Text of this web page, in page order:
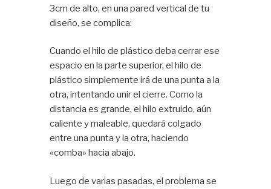
3cm de alto, en una pared vertical de tu
diseño, se complica:
Cuando el hilo de plástico deba cerrar ese
espacio en la parte superior, el hilo de
plástico simplemente irá de una punta a la
otra, intentando unir el cierre. Como la
distancia es grande, el hilo extruido, aún
caliente y maleable, quedará colgado
entre una punta y la otra, haciendo
«comba» hacia abajo.
Luego de varias pasadas, el problema se